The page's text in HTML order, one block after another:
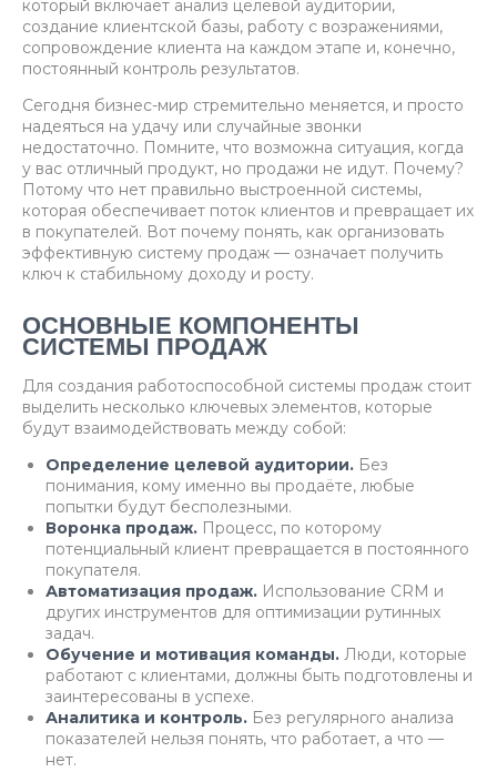
который включает анализ целевой аудитории,
создание клиентской базы, работу с возражениями,
сопровождение клиента на каждом этапе и, конечно,
постоянный контроль результатов.
Сегодня бизнес-мир стремительно меняется, и просто
надеяться на удачу или случайные звонки
недостаточно. Помните, что возможна ситуация, когда
у вас отличный продукт, но продажи не идут. Почему?
Потому что нет правильно выстроенной системы,
которая обеспечивает поток клиентов и превращает их
в покупателей. Вот почему понять, как организовать
эффективную систему продаж — означает получить
ключ к стабильному доходу и росту.
ОСНОВНЫЕ КОМПОНЕНТЫ
СИСТЕМЫ ПРОДАЖ
Для создания работоспособной системы продаж стоит
выделить несколько ключевых элементов, которые
будут взаимодействовать между собой:
Определение целевой аудитории. Без
понимания, кому именно вы продаёте, любые
попытки будут бесполезными.
Воронка продаж. Процесс, по которому
потенциальный клиент превращается в постоянного
покупателя.
Автоматизация продаж. Использование CRM и
других инструментов для оптимизации рутинных
задач.
Обучение и мотивация команды. Люди, которые
работают с клиентами, должны быть подготовлены и
заинтересованы в успехе.
Аналитика и контроль. Без регулярного анализа
показателей нельзя понять, что работает, а что —
нет.